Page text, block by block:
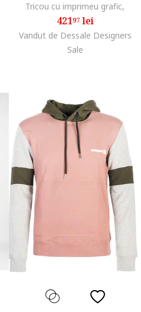
Tricou cu imprimeu grafic,
42197lei
Vandut de Dessale Designers
Sale